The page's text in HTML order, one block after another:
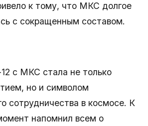
к тому, что МКС долгое
с сокращенным составом.
с МКС стала не только
но и символом
сотрудничества в космосе. К
напомнил всем о